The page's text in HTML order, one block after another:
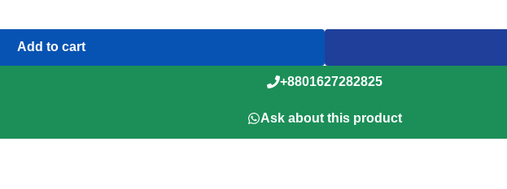
Add to cart
+8801627282825
Ask about this product